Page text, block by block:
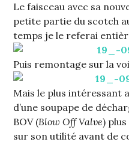
Le faisceau avec sa
petite partie du scotch
temps je le referai
Puis remontage sur la
Mais le plus intéressant
d’une soupape de
BOV (Blow Off Valve)
sur son utilité avant de